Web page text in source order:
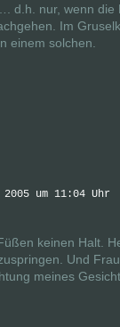
d.h. nur, wenn
Im
einem solchen.
um 11:04 Uhr
keinen Halt.
Und
meines